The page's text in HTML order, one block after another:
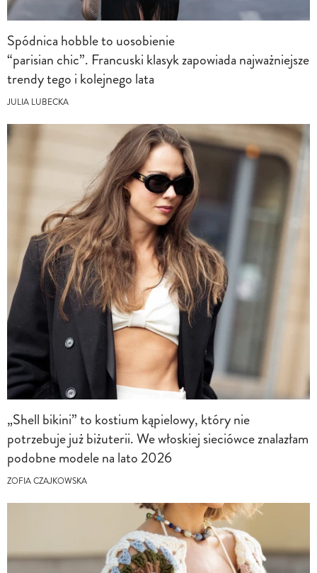
Spódnica hobble to uosobienie
“parisian chic”. Francuski klasyk zapowiada najważniejsze
trendy tego i kolejnego lata
JULIA LUBECKA
„Shell bikini” to kostium kąpielowy, który nie
potrzebuje już biżuterii. We włoskiej sieciówce znalazłam
podobne modele na lato 2026
ZOFIA CZAJKOWSKA